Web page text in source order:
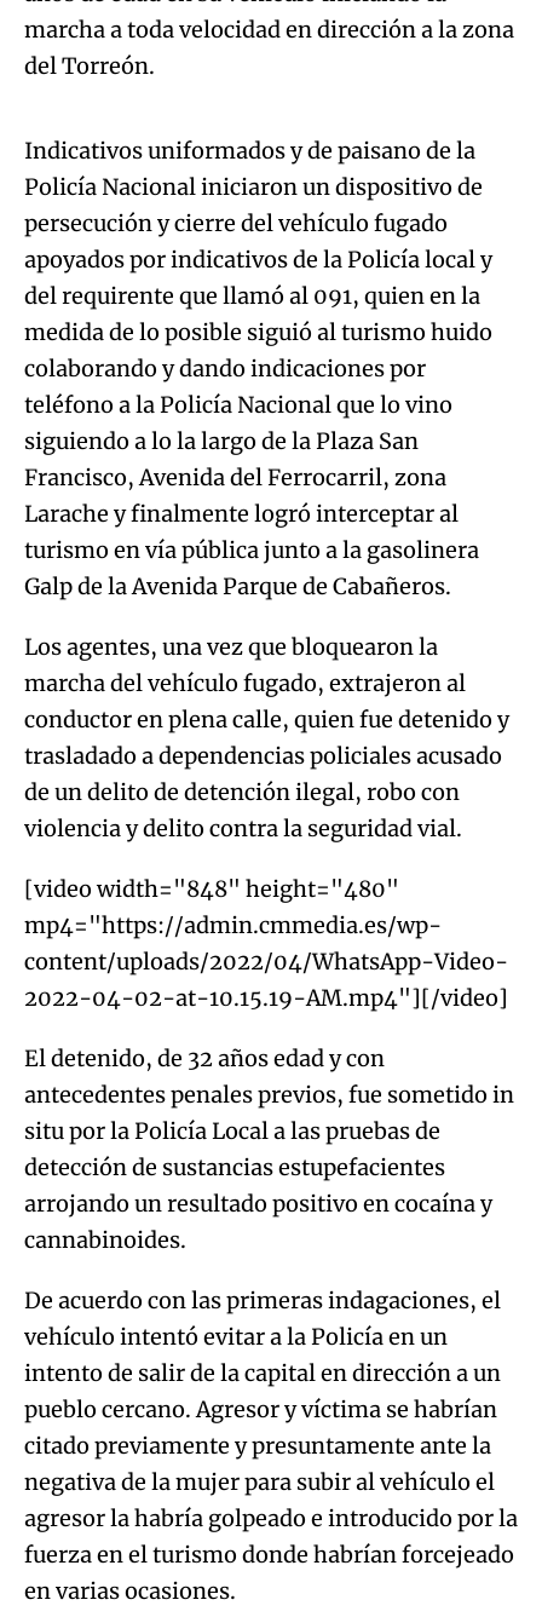
marcha a toda velocidad en dirección a la zona
del Torreón.
Try again
Indicativos uniformados y de paisano de la
Policía Nacional iniciaron un dispositivo de
persecución y cierre del vehículo fugado
apoyados por indicativos de la Policía local y
del requirente que llamó al 091, quien en la
medida de lo posible siguió al turismo huido
colaborando y dando indicaciones por
teléfono a la Policía Nacional que lo vino
siguiendo a lo la largo de la Plaza San
Francisco, Avenida del Ferrocarril, zona
Larache y finalmente logró interceptar al
turismo en vía pública junto a la gasolinera
Galp de la Avenida Parque de Cabañeros.
Los agentes, una vez que bloquearon la
marcha del vehículo fugado, extrajeron al
conductor en plena calle, quien fue detenido y
trasladado a dependencias policiales acusado
de un delito de detención ilegal, robo con
violencia y delito contra la seguridad vial.
[video width="848" height="480"
mp4="https://admin.cmmedia.es/wp-
content/uploads/2022/04/WhatsApp-Video-
2022-04-02-at-10.15.19-AM.mp4"][/video]
El detenido, de 32 años edad y con
antecedentes penales previos, fue sometido in
situ por la Policía Local a las pruebas de
detección de sustancias estupefacientes
arrojando un resultado positivo en cocaína y
cannabinoides.
De acuerdo con las primeras indagaciones, el
vehículo intentó evitar a la Policía en un
intento de salir de la capital en dirección a un
pueblo cercano. Agresor y víctima se habrían
citado previamente y presuntamente ante la
negativa de la mujer para subir al vehículo el
agresor la habría golpeado e introducido por la
fuerza en el turismo donde habrían forcejeado
en varias ocasiones.